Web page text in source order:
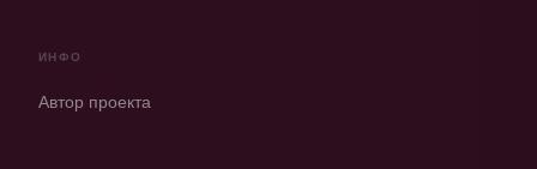
ИНФО
Автор проекта